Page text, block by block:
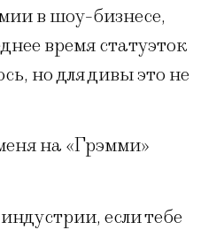
в шоу-бизнесе,
время статуэток
но для дивы это не
на «Грэмми»
если тебе